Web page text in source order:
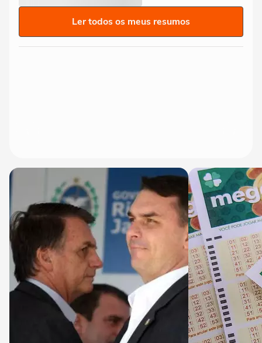
Ler todos os meus resumos